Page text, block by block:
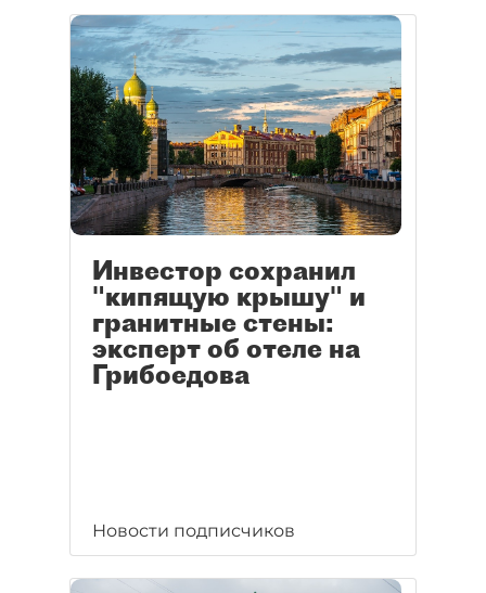
Инвестор сохранил
"кипящую крышу" и
гранитные стены:
эксперт об отеле на
Грибоедова
Новости подписчиков